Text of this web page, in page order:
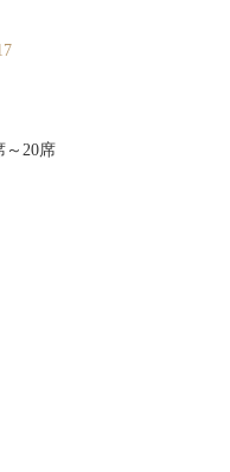
～20席